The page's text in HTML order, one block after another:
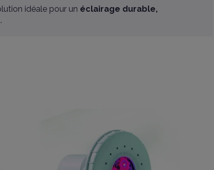
idéale pour un éclairage durable,